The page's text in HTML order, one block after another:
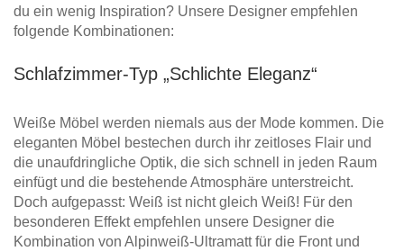
du ein wenig Inspiration? Unsere Designer empfehlen
folgende Kombinationen:
Schlafzimmer-Typ „Schlichte Eleganz“
Weiße Möbel werden niemals aus der Mode kommen. Die
eleganten Möbel bestechen durch ihr zeitloses Flair und
die unaufdringliche Optik, die sich schnell in jeden Raum
einfügt und die bestehende Atmosphäre unterstreicht.
Doch aufgepasst: Weiß ist nicht gleich Weiß! Für den
besonderen Effekt empfehlen unsere Designer die
Kombination von Alpinweiß-Ultramatt für die Front und